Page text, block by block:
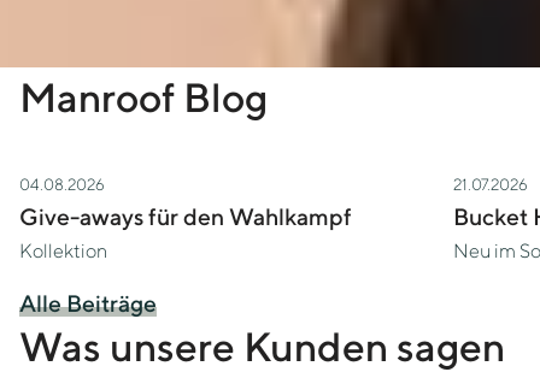
Manroof Blog
Zur Story Give-aways für den Wahlkampf
04.08.2026
Give-aways für den Wahlkampf
Kollektion
Zur Story
21.07.2026
Bucket
Neu im
Alle Beiträge
Was unsere Kunden sagen